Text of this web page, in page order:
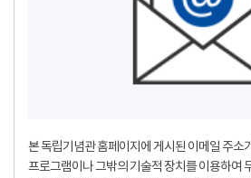
본 독립기념관 홈페이지에 게시된 이메일 주소
프로그램이나 그밖의 기술적 장치를 이용하여